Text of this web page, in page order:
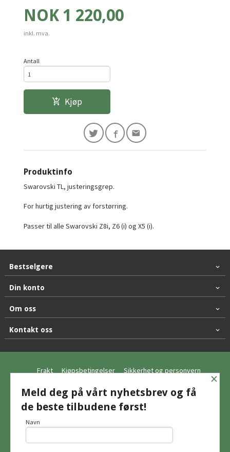
Pris
NOK 1 220,00
inkl. mva.
Antall
Kjøp
Produktinfo
Swarovski TL, justeringsgrep.
For hurtig justering av forstørring.
Passer til alle Swarovski Z8i, Z6 (i) og X5 (i).
Bestselgere
Din konto
Om oss
Kontakt oss
Frakt Kjøpsbetingelser Sikkerhet og personvern
Nyhetsbrev
© Hagemo Jakt og Friluft AS
×
Meld deg på vårt nyhetsbrev og få
de beste tilbudene først!
Navn